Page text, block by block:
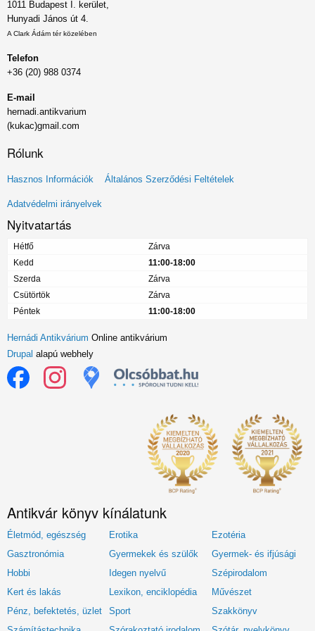
1011 Budapest I. kerület,
Hunyadi János út 4.
A Clark Ádám tér közelében
Telefon
+36 (20) 988 0374
E-mail
hernadi.antikvarium
(kukac)gmail.com
Rólunk
Lábléc
menü
Hasznos Információk Általános Szerződési Feltételek
Adatvédelmi irányelvek
Nyitvatartás
Hétfő
Zárva
Kedd
11:00-18:00
Szerda
Zárva
Csütörtök
Zárva
Péntek
11:00-18:00
Hernádi Antikvárium Online antikvárium
Drupal alapú webhely
Antikvár könyv kínálatunk
Életmód, egészség Erotika
Ezotéria
Gasztronómia
Gyermekek és szülők
Gyermek- és ifjúsági
Hobbi
Idegen nyelvű
Szépirodalom
Kert és lakás
Lexikon, enciklopédia
Művészet
Pénz, befektetés, üzlet
Sport
Szakkönyv